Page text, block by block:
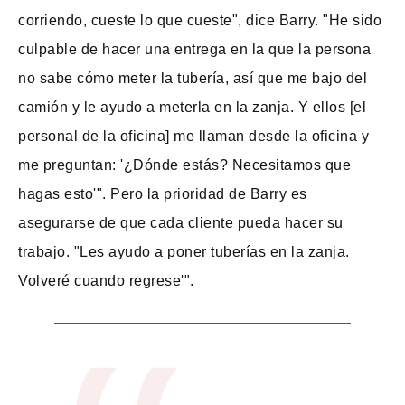
corriendo, cueste lo que cueste", dice Barry. "He sido
culpable de hacer una entrega en la que la persona
no sabe cómo meter la tubería, así que me bajo del
camión y le ayudo a meterla en la zanja. Y ellos [el
personal de la oficina] me llaman desde la oficina y
me preguntan: '¿Dónde estás? Necesitamos que
hagas esto'". Pero la prioridad de Barry es
asegurarse de que cada cliente pueda hacer su
trabajo. "Les ayudo a poner tuberías en la zanja.
Volveré cuando regrese'".